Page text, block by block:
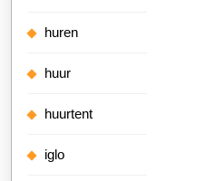
huren
huur
huurtent
iglo